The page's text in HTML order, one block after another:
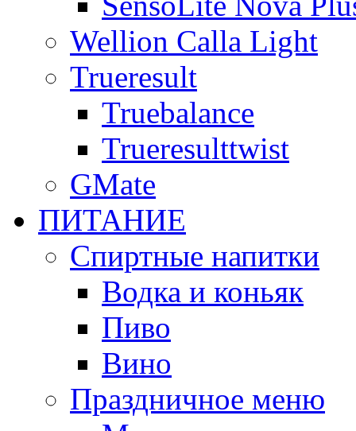
Wellion Calla Light
Trueresult
Truebalance
Trueresulttwist
GMate
ПИТАНИЕ
Спиртные напитки
Водка и коньяк
Пиво
Вино
Праздничное меню